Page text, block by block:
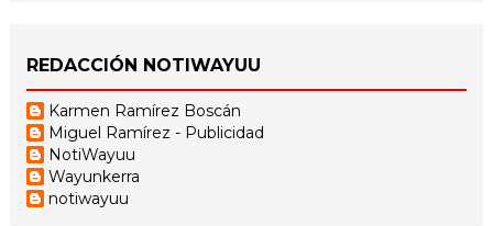
REDACCIÓN NOTIWAYUU
Karmen Ramírez Boscán
Miguel Ramírez - Publicidad
NotiWayuu
Wayunkerra
notiwayuu